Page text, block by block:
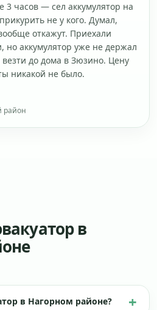
3 часов — сел аккумулятор на
не у кого. Думал,
откажут. Приехали
но аккумулятор уже не держал
до дома в Зюзино. Цену
никакой не было.
район
в
в Нагорном районе?